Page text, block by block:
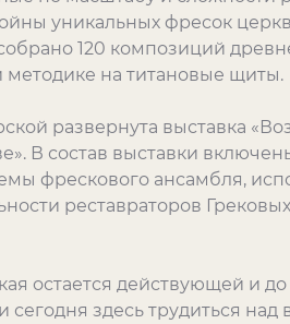
уникальных фресок
120 композиций
на титановые щиты.
развернута выставка
В состав выставки
фрескового ансамбля,
реставраторов
остается действующей и
сегодня здесь трудиться